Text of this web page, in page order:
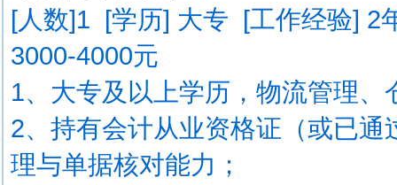
[人数]1 [学历] 大专 [工作经验] 2
3000-4000元
1、大专及以上学历，物流管理
2、持有会计从业资格证（或已
理与单据核对能力；